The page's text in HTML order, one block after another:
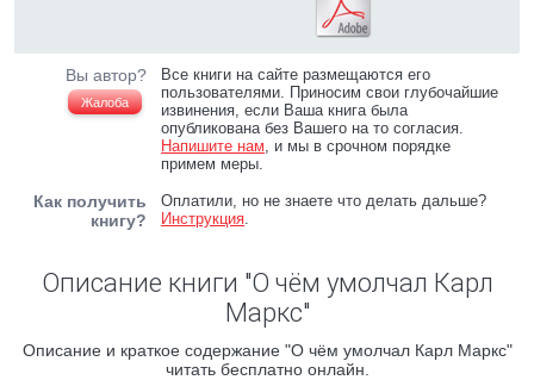
Вы автор?
Жалоба
Все книги на сайте размещаются его
пользователями. Приносим свои глубочайшие
извинения, если Ваша книга была
опубликована без Вашего на то согласия.
Напишите нам, и мы в срочном порядке
примем меры.
Как получить
книгу?
Оплатили, но не знаете что делать дальше?
Инструкция.
Описание книги "О чём умолчал Карл
Маркс"
Описание и краткое содержание "О чём умолчал Карл Маркс"
читать бесплатно онлайн.